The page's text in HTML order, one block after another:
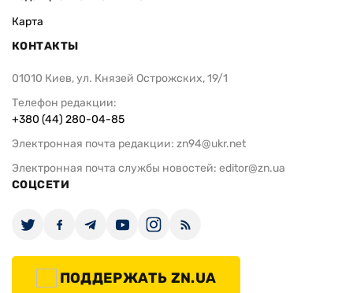
Карта
КОНТАКТЫ
01010 Киев, ул. Князей Острожских, 19/1
Телефон редакции:
+380 (44) 280-04-85
Электронная почта редакции: zn94@ukr.net
Электронная почта службы новостей: editor@zn.ua
СОЦСЕТИ
ПОДДЕРЖАТЬ ZN.UA